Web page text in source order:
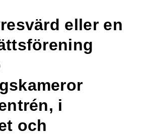
eller en
i
och